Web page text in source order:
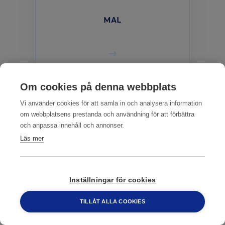
MAL
MASKAR
Om cookies på denna webbplats
Vi använder cookies för att samla in och analysera information
om webbplatsens prestanda och användning för att förbättra
och anpassa innehåll och annonser.
Läs mer
Inställningar för cookies
TILLÅT ALLA COOKIES